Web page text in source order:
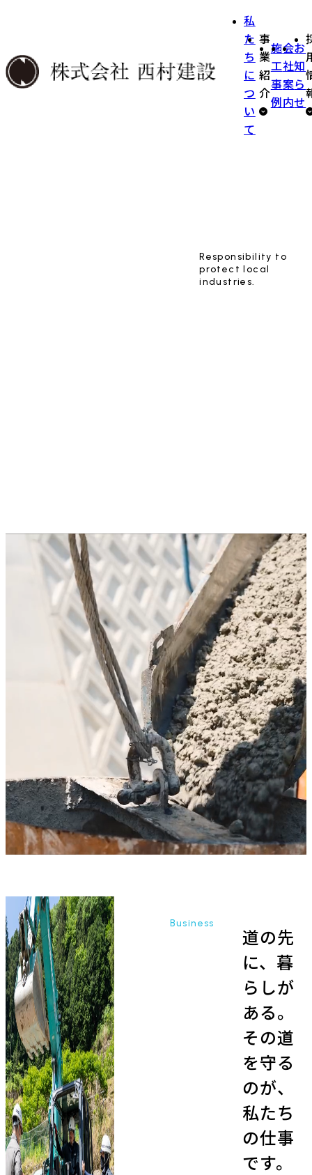
私
た
ち
に
つ
い
て
事
業
紹
介
施
工
事
例
会
社
案
内
お
知
ら
せ
Responsibility to
protect local
industries.
Business
道の先
に、暮
らしが
ある。
その道
を守る
のが、
私たち
の仕事
です。